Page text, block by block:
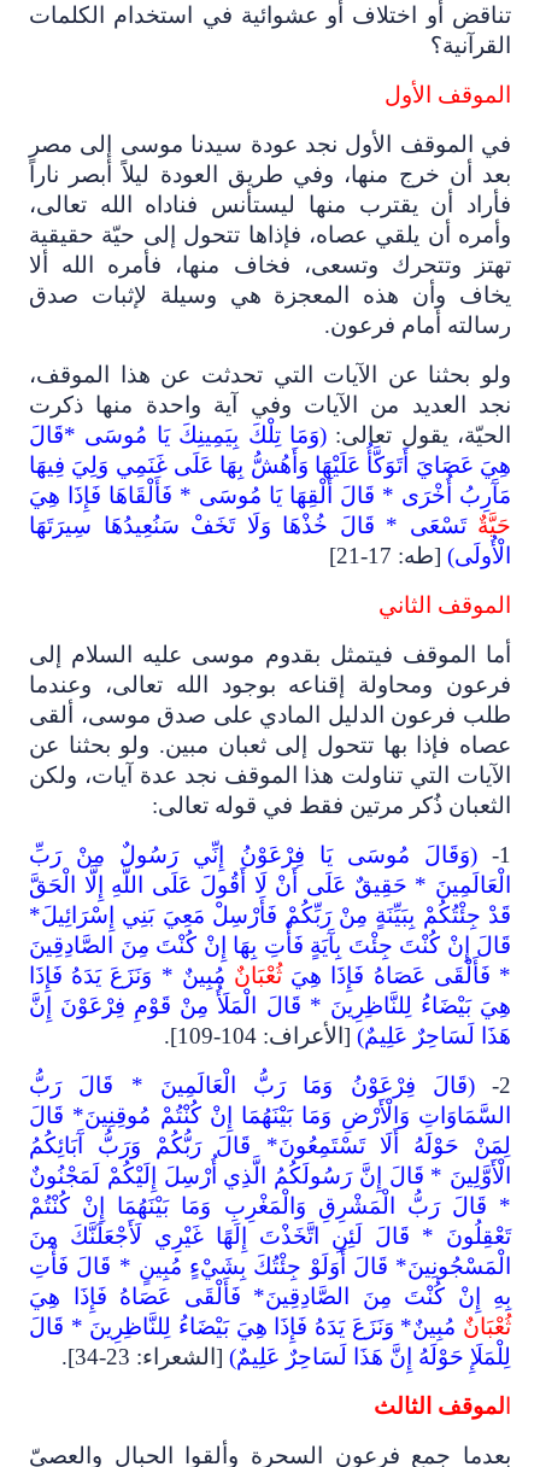
تناقض أو اختلاف أو عشوائية في استخدام الكلمات
القرآنية؟
الموقف الأول
في الموقف الأول نجد عودة سيدنا موسى إلى مصر
بعد أن خرج منها، وفي طريق العودة ليلاً أبصر ناراً
فأراد أن يقترب منها ليستأنس فناداه الله تعالى،
وأمره أن يلقي عصاه، فإذاها تتحول إلى حيّة حقيقية
تهتز وتتحرك وتسعى، فخاف منها، فأمره الله ألا
يخاف وأن هذه المعجزة هي وسيلة لإثبات صدق
رسالته أمام فرعون.
ولو بحثنا عن الآيات التي تحدثت عن هذا الموقف،
نجد العديد من الآيات وفي آية واحدة منها ذكرت
الحيّة، يقول تعالى:(وَمَا تِلْكَ بِيَمِينِكَ يَا مُوسَى *قَالَ
هِيَ عَصَايَ أَتَوَكَّأُ عَلَيْهَا وَأَهُشُّ بِهَا عَلَى غَنَمِي وَلِيَ فِيهَا
مَآَرِبُ أُخْرَى * قَالَ أَلْقِهَا يَا مُوسَى * فَأَلْقَاهَا فَإِذَا هِيَ
حَيَّةٌ تَسْعَى * قَالَ خُذْهَا وَلَا تَخَفْ سَنُعِيدُهَا سِيرَتَهَا
الْأُولَى) [طه: 17-21]
الموقف الثاني
أما الموقف فيتمثل بقدوم موسى عليه السلام إلى
فرعون ومحاولة إقناعه بوجود الله تعالى، وعندما
طلب فرعون الدليل المادي على صدق موسى، ألقى
عصاه فإذا بها تتحول إلى ثعبان مبين. ولو بحثنا عن
الآيات التي تناولت هذا الموقف نجد عدة آيات، ولكن
الثعبان ذُكر مرتين فقط في قوله تعالى:
1-
(وَقَالَ مُوسَى يَا فِرْعَوْنُ إِنِّي رَسُولٌ مِنْ رَبِّ
الْعَالَمِينَ * حَقِيقٌ عَلَى أَنْ لَا أَقُولَ عَلَى اللَّهِ إِلَّا الْحَقَّ
قَدْ جِئْتُكُمْ بِبَيِّنَةٍ مِنْ رَبِّكُمْ فَأَرْسِلْ مَعِيَ بَنِي إِسْرَائِيلَ*
قَالَ إِنْ كُنْتَ جِئْتَ بِآَيَةٍ فَأْتِ بِهَا إِنْ كُنْتَ مِنَ الصَّادِقِينَ
* فَأَلْقَى عَصَاهُ فَإِذَا هِيَثُعْبَانٌ مُبِينٌ * وَنَزَعَ يَدَهُ فَإِذَا
هِيَ بَيْضَاءُ لِلنَّاظِرِينَ * قَالَ الْمَلَأُ مِنْ قَوْمِ فِرْعَوْنَ إِنَّ
هَذَا لَسَاحِرٌ عَلِيمٌ) [الأعراف: 104-109].
2-
(قَالَ فِرْعَوْنُ وَمَا رَبُّ الْعَالَمِينَ * قَالَ رَبُّ
السَّمَاوَاتِ وَالْأَرْضِ وَمَا بَيْنَهُمَا إِنْ كُنْتُمْ مُوقِنِينَ* قَالَ
لِمَنْ حَوْلَهُ أَلَا تَسْتَمِعُونَ* قَالَ رَبُّكُمْ وَرَبُّ آَبَائِكُمُ
الْأَوَّلِينَ * قَالَ إِنَّ رَسُولَكُمُ الَّذِي أُرْسِلَ إِلَيْكُمْ لَمَجْنُونٌ
* قَالَ رَبُّ الْمَشْرِقِ وَالْمَغْرِبِ وَمَا بَيْنَهُمَا إِنْ كُنْتُمْ
تَعْقِلُونَ * قَالَ لَئِنِ اتَّخَذْتَ إِلَهًا غَيْرِي لَأَجْعَلَنَّكَ مِنَ
الْمَسْجُونِينَ* قَالَ أَوَلَوْ جِئْتُكَ بِشَيْءٍ مُبِينٍ * قَالَ فَأْتِ
بِهِ إِنْ كُنْتَ مِنَ الصَّادِقِينَ* فَأَلْقَى عَصَاهُ فَإِذَا هِيَ
ثُعْبَانٌ مُبِينٌ* وَنَزَعَ يَدَهُ فَإِذَا هِيَ بَيْضَاءُ لِلنَّاظِرِينَ * قَالَ
لِلْمَلَإِ حَوْلَهُ إِنَّ هَذَا لَسَاحِرٌ عَلِيمٌ) [الشعراء: 23-34].
الموقف الثالث
بعدما جمع فرعون السحرة وألقوا الحبال والعصيّ